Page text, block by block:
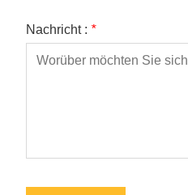
Nachricht : *